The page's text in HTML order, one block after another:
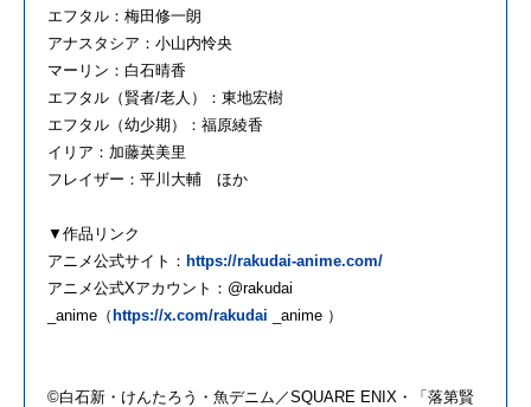
エフタル：梅田修一朗
アナスタシア：小山内怜央
マーリン：白石晴香
エフタル（賢者/老人）：東地宏樹
エフタル（幼少期）：福原綾香
イリア：加藤英美里
フレイザー：平川大輔 ほか
▼作品リンク
アニメ公式サイト： https://rakudai-anime.com/
アニメ公式Xアカウント：@rakudai
_anime（https://x.com/rakudai _anime ）
©白石新・けんたろう・魚デニム／SQUARE ENIX・「落第賢